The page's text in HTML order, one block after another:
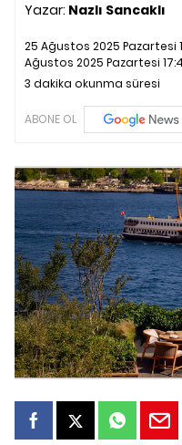
Yazar: Nazlı Sancaklı
25 Ağustos 2025 Pazartesi
Ağustos 2025 Pazartesi
3 dakika okunma süresi
ABONE OL